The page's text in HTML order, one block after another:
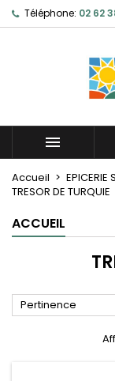
Téléphone: 02 62

Accueil EPICERIE
TRESOR DE TURQUIE
ACCUEIL
Pertinence